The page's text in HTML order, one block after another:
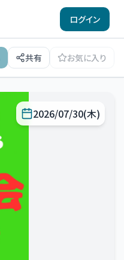
ログイン
共有 お気に入り
2026/07/30(木)